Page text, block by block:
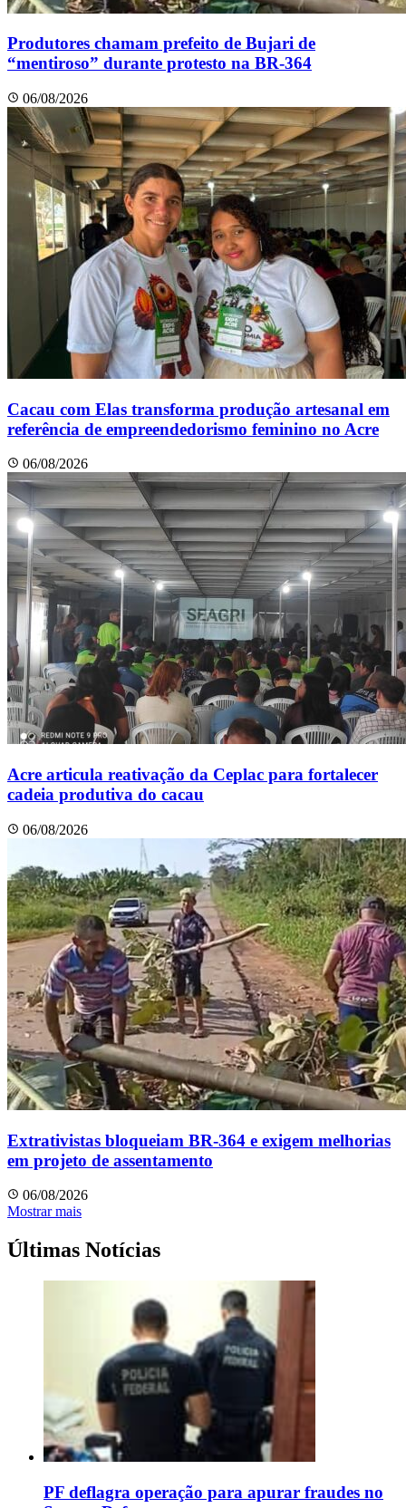
Produtores chamam prefeito de Bujari de
“mentiroso” durante protesto na BR-364
06/08/2026
Cacau com Elas transforma produção artesanal em
referência de empreendedorismo feminino no Acre
06/08/2026
Acre articula reativação da Ceplac para fortalecer
cadeia produtiva do cacau
06/08/2026
Extrativistas bloqueiam BR-364 e exigem melhorias
em projeto de assentamento
06/08/2026
Mostrar mais
Últimas Notícias
PF deflagra operação para apurar fraudes no